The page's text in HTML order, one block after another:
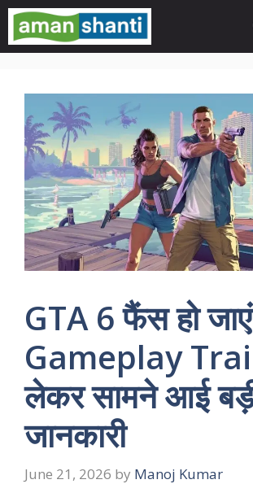
Skip
content
GTA 6 फैंस हो
Gameplay
लेकर सामने आई
जानकारी
June 21, 2026 by Manoj Kumar